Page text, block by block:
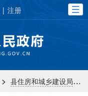
| 注册
> 县住房和城乡建设局 >